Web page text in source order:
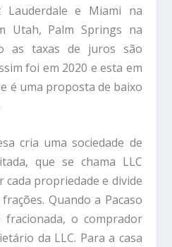
Lauderdale e Miami na
Utah, Palm Springs na
as taxas de juros são
foi em 2020 e esta em
é uma proposta de baixo
cria uma sociedade de
que se chama LLC
cada propriedade e divide
Quando a Pacaso
o comprador
da LLC. Para a casa